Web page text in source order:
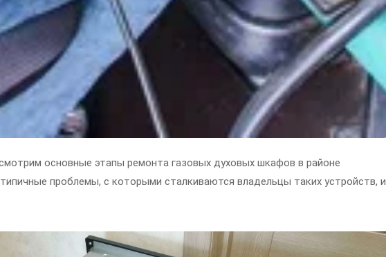
основные этапы ремонта газовых духовых шкафов в районе
проблемы, с которыми сталкиваются владельцы таких устройств, и